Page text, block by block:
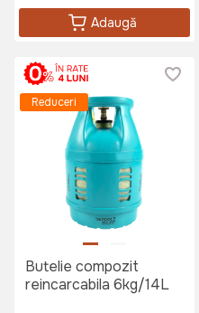
Adaugă
Reduceri
Butelie compozit
reincarcabila 6kg/14L